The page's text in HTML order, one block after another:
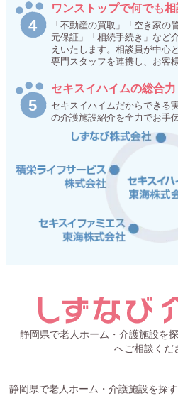
ワンストップで何でも
「不動産の買取」「空き家の
元保証」「相続手続き」など
えいたします。相談員が中心
専門スタッフを連携し、お客
セキスイハイムの総合力
セキスイハイムだからできる
の介護施設紹介を全力でお手
静岡県で老人ホーム・介護施設を
へご相談くだ
静岡県で老人ホーム・介護施設を探